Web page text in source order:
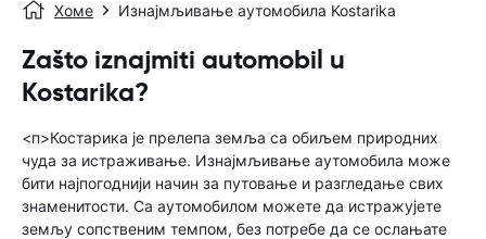
Хоме Изнајмљивање аутомобила Kostarika
Zašto iznajmiti automobil u
Kostarika?
<п>Костарика је прелепа земља са обиљем природних
чуда за истраживање. Изнајмљивање аутомобила може
бити најпогоднији начин за путовање и разгледање свих
знаменитости. Са аутомобилом можете да истражујете
земљу сопственим темпом, без потребе да се ослањате